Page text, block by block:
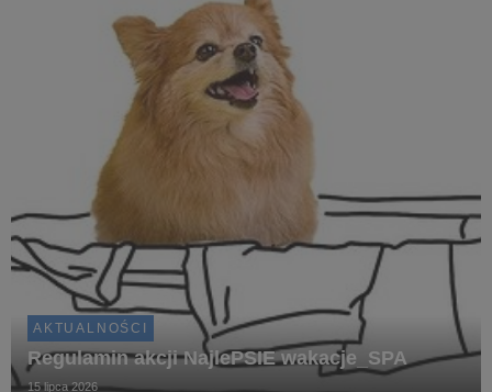
AKTUALNOŚCI
Regulamin akcji NajlePSIE wakacje_SPA
15 lipca 2026